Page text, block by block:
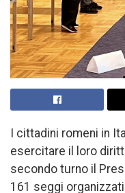
I cittadini romeni in
esercitare il loro
secondo turno il
161 seggi organizzati